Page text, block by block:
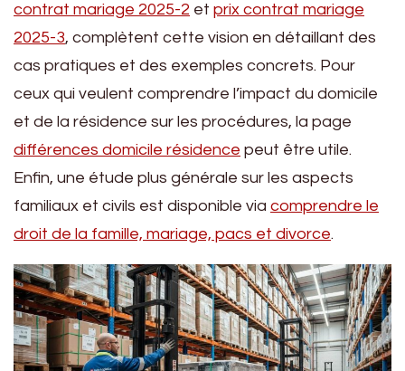
contrat mariage 2025-2 et prix contrat mariage
2025-3, complètent cette vision en détaillant des
cas pratiques et des exemples concrets. Pour
ceux qui veulent comprendre l’impact du domicile
et de la résidence sur les procédures, la page
différences domicile résidence peut être utile.
Enfin, une étude plus générale sur les aspects
familiaux et civils est disponible via comprendre le
droit de la famille, mariage, pacs et divorce.